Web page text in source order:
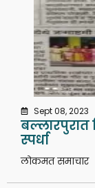
Sept 08, 2023
बल्लारपुरात
स्पर्धा
लोकमत समाचार